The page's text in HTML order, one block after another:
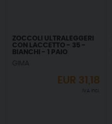
ZOCCOLI ULTRALEGGERI
CON LACCETTO - 35 -
BIANCHI - 1 PAIO
GIMA
EUR 31,18
IVA incl.